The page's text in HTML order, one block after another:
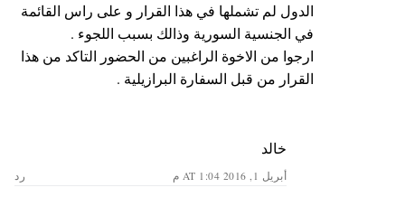
الدول لم تشملها في هذا القرار و على راس القائمة
في الجنسية السورية وذالك بسبب اللجوء .
ارجوا من الاخوة الراغبين من الحضور التاكد من هذا
القرار من قبل السفارة البرازيلية .
خالد
أبريل 1, 2016 AT 1:04 م رد